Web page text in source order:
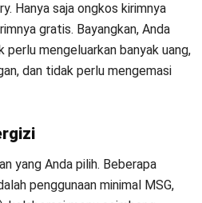
teknik manajemen aset yang
dalam suatu bisnis. Bisnis
metode ini dapat menggunakan
Dengan begitu,